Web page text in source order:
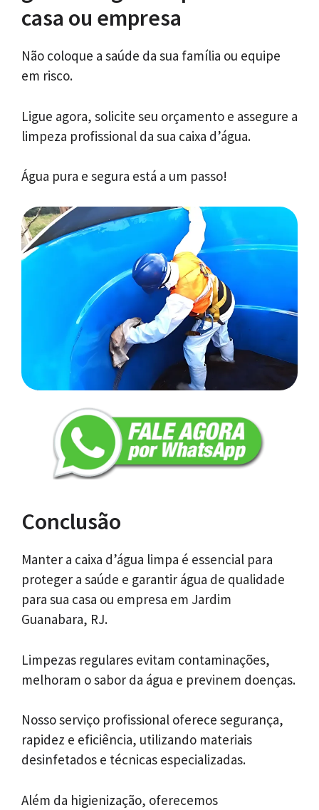
casa ou empresa
Não coloque a saúde da sua família ou equipe
em risco.
Ligue agora, solicite seu orçamento e assegure a
limpeza profissional da sua caixa d’água.
Água pura e segura está a um passo!
Conclusão
Manter a caixa d’água limpa é essencial para
proteger a saúde e garantir água de qualidade
para sua casa ou empresa em Jardim
Guanabara, RJ.
Limpezas regulares evitam contaminações,
melhoram o sabor da água e previnem doenças.
Nosso serviço profissional oferece segurança,
rapidez e eficiência, utilizando materiais
desinfetados e técnicas especializadas.
Além da higienização, oferecemos